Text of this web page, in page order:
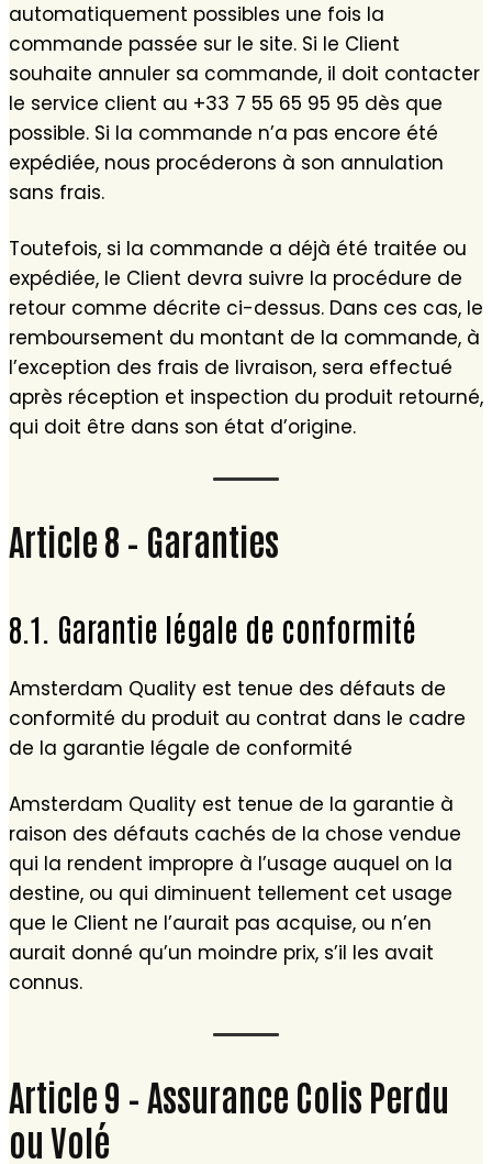
automatiquement possibles une fois la
commande passée sur le site. Si le Client
souhaite annuler sa commande, il doit contacter
le service client au +33 7 55 65 95 95 dès que
possible. Si la commande n’a pas encore été
expédiée, nous procéderons à son annulation
sans frais.
Toutefois, si la commande a déjà été traitée ou
expédiée, le Client devra suivre la procédure de
retour comme décrite ci-dessus. Dans ces cas, le
remboursement du montant de la commande, à
l’exception des frais de livraison, sera effectué
après réception et inspection du produit retourné,
qui doit être dans son état d’origine.
Article 8 – Garanties
8.1. Garantie légale de conformité
Amsterdam Quality est tenue des défauts de
conformité du produit au contrat dans le cadre
de la garantie légale de conformité
Amsterdam Quality est tenue de la garantie à
raison des défauts cachés de la chose vendue
qui la rendent impropre à l’usage auquel on la
destine, ou qui diminuent tellement cet usage
que le Client ne l’aurait pas acquise, ou n’en
aurait donné qu’un moindre prix, s’il les avait
connus.
Article 9 – Assurance Colis Perdu
ou Volé